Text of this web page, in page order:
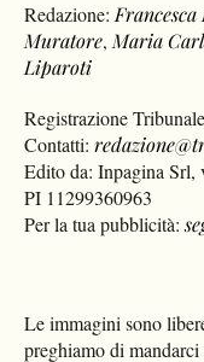
Redazione:
Muratore, Maria
Liparoti
Registrazione
Contatti:
Edito da: Inpagina Srl,
PI 11299360963
Per la tua pubblicità:
Le immagini sono
preghiamo di mandarci